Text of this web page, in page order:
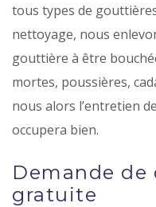
tous types de
nettoyage, nous
gouttière à être
mortes, poussières,
nous alors l’entretien
occupera bien.
Demande
gratuite